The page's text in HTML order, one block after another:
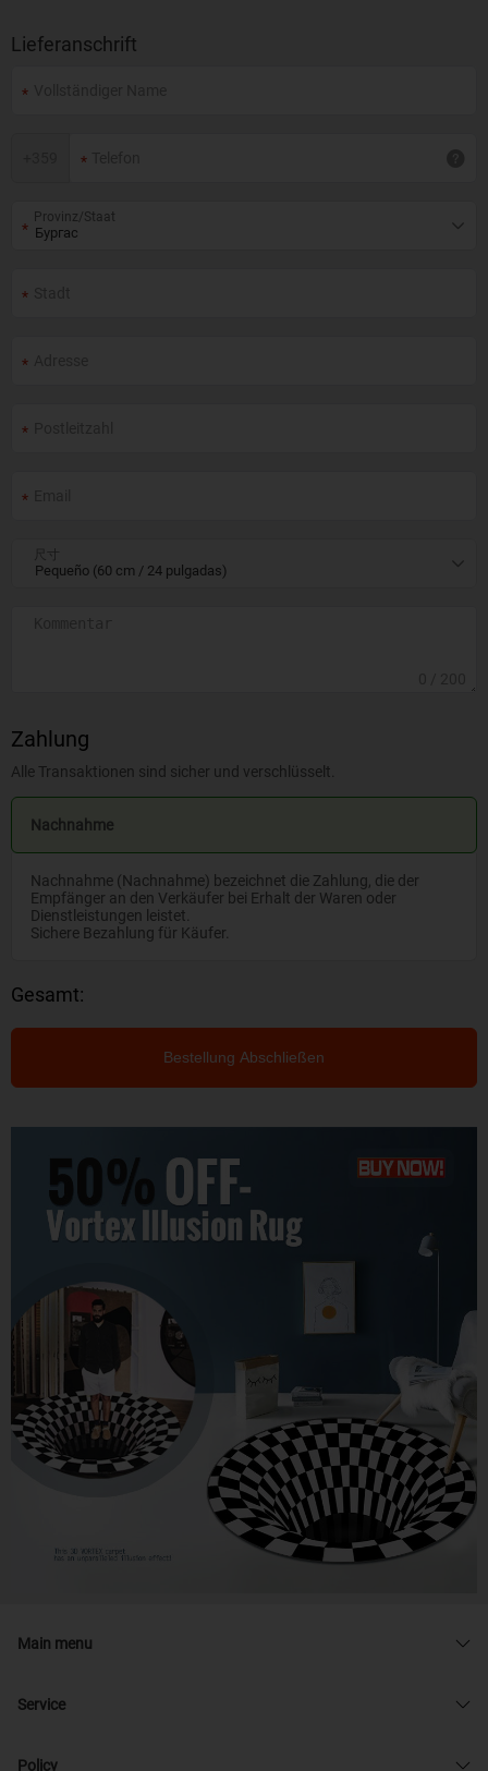
Lieferanschrift
Provinz/Staat
Zahlung
Alle Transaktionen sind sicher und verschlüsselt.
Nachnahme
Nachnahme (Nachnahme) bezeichnet die Zahlung, die der
Empfänger an den Verkäufer bei Erhalt der Waren oder
Dienstleistungen leistet.
Sichere Bezahlung für Käufer.
Gesamt:
Bestellung Abschließen
Main menu
Service
Policy